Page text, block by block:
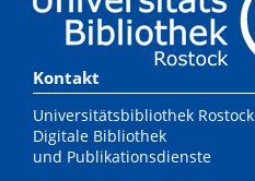
Kontakt
Universitätsbibliothek Rostock
Digitale Bibliothek
und Publikationsdienste